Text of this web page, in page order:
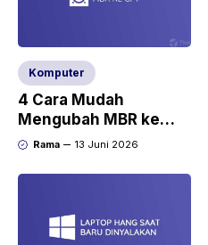
Komputer
4 Cara Mudah
Mengubah MBR ke
GPT di Windows 10
Rama 13 Juni 2026